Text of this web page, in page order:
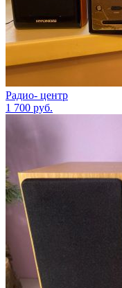
Радио- центр
1 700 руб.